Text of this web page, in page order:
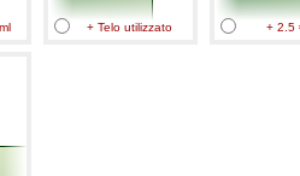
+ Telo utilizzato + 2.5